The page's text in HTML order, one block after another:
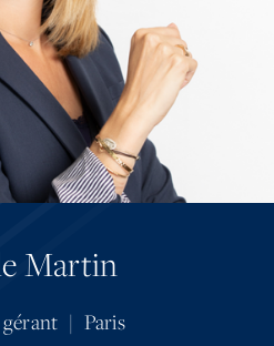
Martin
gérant | Paris